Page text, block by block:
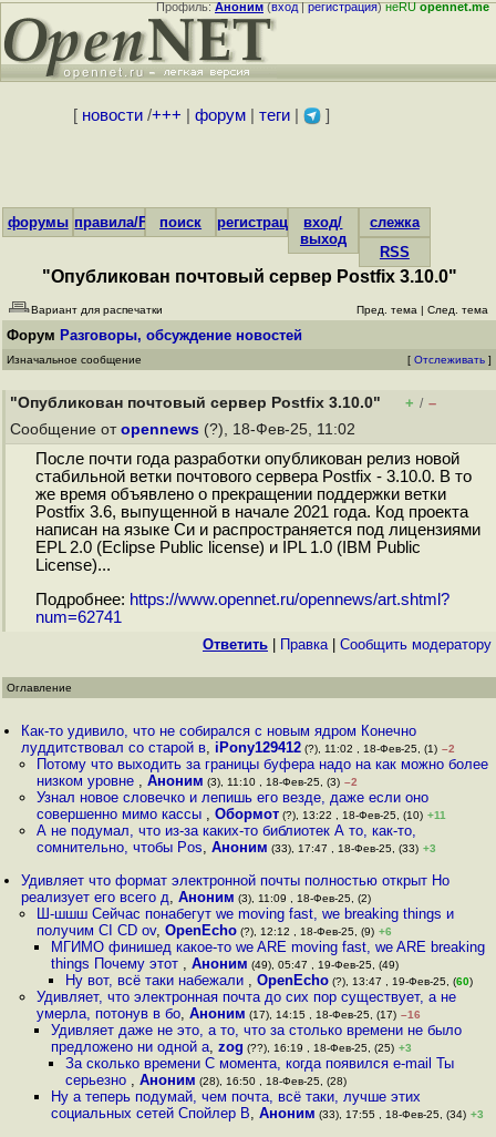
Профиль:Аноним(вход|регистрация)неRUopennet.me
[ новости/+++ форум| теги| ]
форумы правила/FAQпоиск регистрациявход/
выход
слежка
RSS
"Опубликован почтовый сервер Postfix 3.10.0"
Вариант для распечатки Пред. тема | След. тема
Форум Разговоры, обсуждение новостей
Изначальное сообщение [ Отслеживать ]
"Опубликован почтовый сервер Postfix 3.10.0" + / –
Сообщение от opennews (?), 18-Фев-25, 11:02
После почти года разработки опубликован релиз новой
стабильной ветки почтового сервера Postfix - 3.10.0. В то
же время объявлено о прекращении поддержки ветки
Postfix 3.6, выпущенной в начале 2021 года. Код проекта
написан на языке Си и распространяется под лицензиями
EPL 2.0 (Eclipse Public license) и IPL 1.0 (IBM Public
License)...
Подробнее: https://www.opennet.ru/opennews/art.shtml?
num=62741
Ответить Правка| Cообщить модератору
Оглавление
Как-то удивило, что не собирался с новым ядром Конечно
луддитствовал со старой в, iPony129412 (?), 11:02 , 18-Фев-25, (1) –2
Потому что выходить за границы буфера надо на как можно более
низком уровне , Аноним (3), 11:10 , 18-Фев-25, (3) –2
Узнал новое словечко и лепишь его везде, даже если оно
совершенно мимо кассы , Обормот(?), 13:22 , 18-Фев-25, (10) +11
А не подумал, что из-за каких-то библиотек А то, как-то,
сомнительно, чтобы Pos, Аноним (33), 17:47 , 18-Фев-25, (33) +3
Удивляет что формат электронной почты полностью открыт Но
реализует его всего д,Аноним (3), 11:09 , 18-Фев-25, (2)
Ш-шшш Сейчас понабегут we moving fast, we breaking things и
получим CI CD ov, OpenEcho(?), 12:12 , 18-Фев-25, (9) +6
МГИМО финишед какое-то we ARE moving fast, we ARE breaking
things Почему этот , Аноним (49), 05:47 , 19-Фев-25, (49)
Ну вот, всё таки набежали ,OpenEcho (?), 13:47 , 19-Фев-25, (60)
Удивляет, что электронная почта до сих пор существует, а не
умерла, потонув в бо, Аноним (17), 14:15 , 18-Фев-25, (17) –16
Удивляет даже не это, а то, что за столько времени не было
предложено ни одной а, zog (??), 16:19 , 18-Фев-25, (25) +3
За сколько времени С момента, когда появился e-mail Ты
серьезно ,Аноним (28), 16:50 , 18-Фев-25, (28)
Ну а теперь подумай, чем почта, всё таки, лучше этих
социальных сетей Спойлер В, Аноним (33), 17:55 , 18-Фев-25, (34) +3